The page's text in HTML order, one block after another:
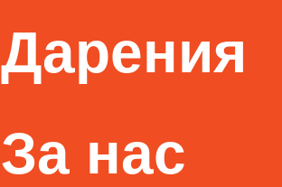
Дарения
За нас